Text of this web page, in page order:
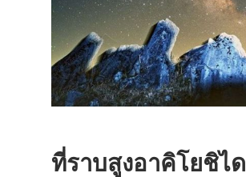
ที่ราบสูงอาคิโยชิได